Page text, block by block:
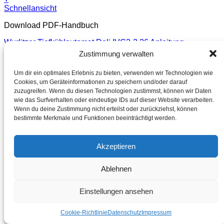
Zustimmung verwalten
Um dir ein optimales Erlebnis zu bieten, verwenden wir Technologien wie
Cookies, um Geräteinformationen zu speichern und/oder darauf
zuzugreifen. Wenn du diesen Technologien zustimmst, können wir Daten
wie das Surfverhalten oder eindeutige IDs auf dieser Website verarbeiten.
Wenn du deine Zustimmung nicht erteilst oder zurückziehst, können
bestimmte Merkmale und Funktionen beeinträchtigt werden.
Akzeptieren
Ablehnen
Einstellungen ansehen
Cookie-Richtlinie Datenschutz Impressum
Schnellansicht
Download PDF-Handbuch
Wurlitzer Tiefkühlautomat Deli IVC2-3.26 Anleitung
Incl. tax
Lieferzeit: keine Lieferzeit (Download nach Zahlungseingang )
Bei Lieferungen in Nicht-EU-Länder können zusätzliche Zölle, Steuern und
Gebühren anfallen. For deliveries to non-EU countries, additional duties,
taxes and fees may apply.